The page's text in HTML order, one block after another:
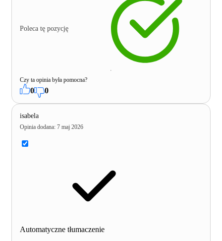
Poleca tę pozycję
Czy ta opinia była pomocna?
0 0
isabela
Opinia dodana: 7 maj 2026
Automatyczne tłumaczenie